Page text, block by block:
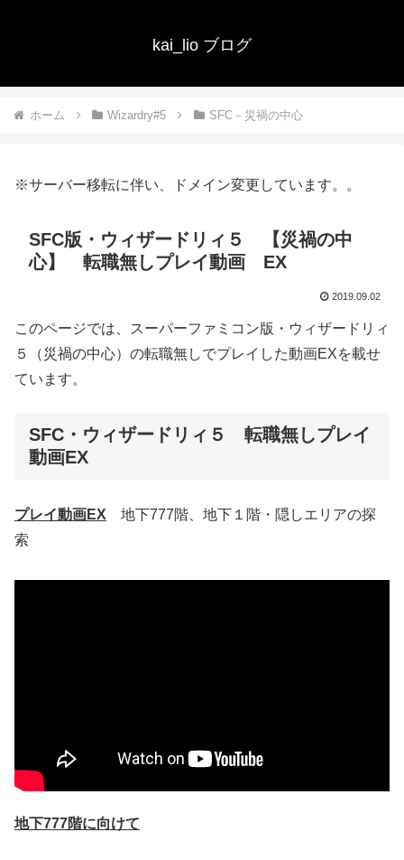
kai_lio ブログ
ホーム Wizardry#5 SFC－災禍の中心
※サーバー移転に伴い、ドメイン変更しています。。
SFC版・ウィザードリィ５ 【災禍の中
心】 転職無しプレイ動画 EX
2019.09.02
このページでは、スーパーファミコン版・ウィザードリィ
５（災禍の中心）の転職無しでプレイした動画EXを載せ
ています。
SFC・ウィザードリィ５ 転職無しプレイ
動画EX
プレイ動画EX 地下777階、地下１階・隠しエリアの探
索
地下777階に向けて